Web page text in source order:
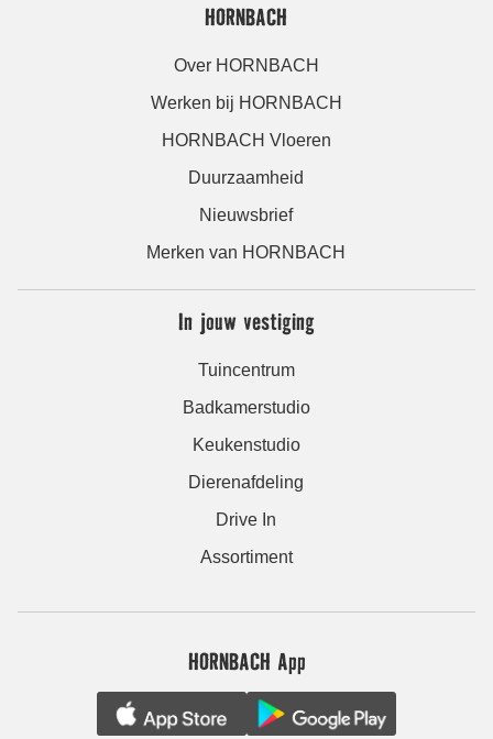
HORNBACH
Over HORNBACH
Werken bij HORNBACH
HORNBACH Vloeren
Duurzaamheid
Nieuwsbrief
Merken van HORNBACH
In jouw vestiging
Tuincentrum
Badkamerstudio
Keukenstudio
Dierenafdeling
Drive In
Assortiment
HORNBACH App